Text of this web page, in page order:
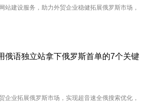
站建设服务，助力外贸企业稳健拓展俄罗斯市场，
俄语独立站拿下俄罗斯首单的7个关键
企业拓展俄罗斯市场，实现超音速全俄搜索优化，